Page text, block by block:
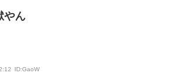
やん
ID:GaoW